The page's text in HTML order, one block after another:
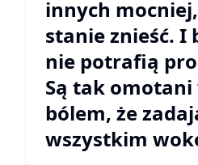
innych
stanie znieść. I
nie potrafią
Są tak omotani
bólem, że
wszystkim